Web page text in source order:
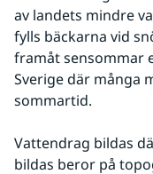
av landets mindre
fylls bäckarna vid
framåt sensommar
Sverige där många
sommartid.
Vattendrag bildas
bildas beror på